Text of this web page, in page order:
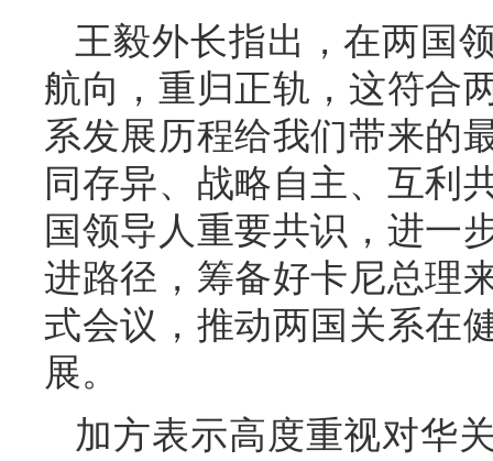
王毅外长指出，在两国
航向，重归正轨，这符合
系发展历程给我们带来的
同存异、战略自主、互利
国领导人重要共识，进一
进路径，筹备好卡尼总理
式会议，推动两国关系在
展。
加方表示高度重视对华